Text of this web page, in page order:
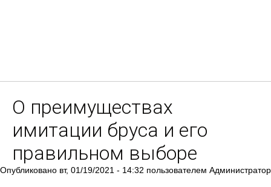
О преимуществах
имитации бруса и его
правильном выборе
Опубликовано вт, 01/19/2021 - 14:32 пользователем Администратор